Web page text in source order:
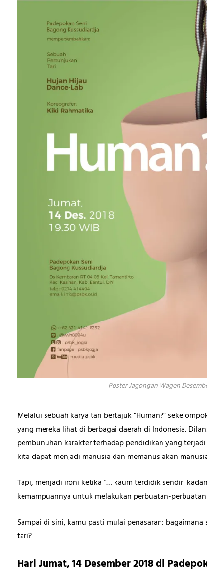
Poster Jagongan Wagen
Melalui sebuah karya tari bertajuk “Human?”
yang mereka lihat di berbagai daerah di Indonesia.
pembunuhan karakter terhadap pendidikan yang
kita dapat menjadi manusia dan memanusiakan
Tapi, menjadi ironi ketika “… kaum terdidik sendiri
kemampuannya untuk melakukan perbuatan-
Sampai di sini, kamu pasti mulai penasaran:
tari?
Hari Jumat, 14 Desember 2018 di